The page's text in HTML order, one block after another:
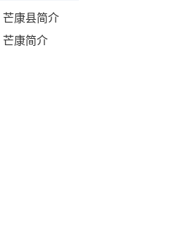
芒康县简介
芒康简介